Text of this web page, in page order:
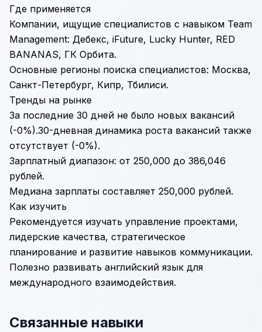
Где применяется
Компании, ищущие специалистов с навыком Team
Management: Дебекс, iFuture, Lucky Hunter, RED
BANANAS, ГК Орбита.
Основные регионы поиска специалистов: Москва,
Санкт-Петербург, Кипр, Тбилиси.
Тренды на рынке
За последние 30 дней не было новых вакансий
(-0%).30-дневная динамика роста вакансий также
отсутствует (-0%).
Зарплатный диапазон: от 250,000 до 386,046
рублей.
Медиана зарплаты составляет 250,000 рублей.
Как изучить
Рекомендуется изучать управление проектами,
лидерские качества, стратегическое
планирование и развитие навыков коммуникации.
Полезно развивать английский язык для
международного взаимодействия.
Связанные навыки